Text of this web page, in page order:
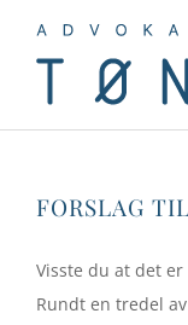
FORSLAG
Visste du at det
Rundt en tredel